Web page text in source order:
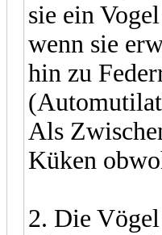
sie ein
wenn sie
hin zu
Als
Küken
2. Die